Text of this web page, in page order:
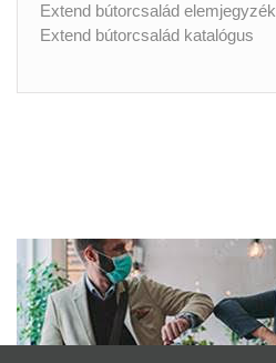
Extend bútorcsalád elemjegyzék
Extend bútorcsalád katalógus